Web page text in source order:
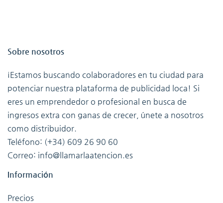
Sobre nosotros
¡Estamos buscando colaboradores en tu ciudad para
potenciar nuestra plataforma de publicidad loca! Si
eres un emprendedor o profesional en busca de
ingresos extra con ganas de crecer, únete a nosotros
como distribuidor.
Teléfono: (+34) 609 26 90 60
Correo: info@llamarlaatencion.es
Información
Precios